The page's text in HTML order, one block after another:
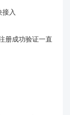
入
册成功验证一直